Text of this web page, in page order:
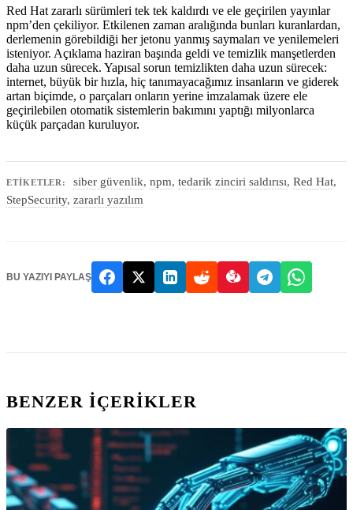
Red Hat zararlı sürümleri tek tek kaldırdı ve ele geçirilen yayınlar
npm’den çekiliyor. Etkilenen zaman aralığında bunları kuranlardan,
derlemenin görebildiği her jetonu yanmış saymaları ve yenilemeleri
isteniyor. Açıklama haziran başında geldi ve temizlik manşetlerden
daha uzun sürecek. Yapısal sorun temizlikten daha uzun sürecek:
internet, büyük bir hızla, hiç tanımayacağımız insanların ve giderek
artan biçimde, o parçaları onların yerine imzalamak üzere ele
geçirilebilen otomatik sistemlerin bakımını yaptığı milyonlarca
küçük parçadan kuruluyor.
ETIKETLER: siber güvenlik, npm, tedarik zinciri saldırısı, Red Hat,
StepSecurity, zararlı yazılım
BU YAZIYI PAYLAŞ
BENZER IÇERIKLER